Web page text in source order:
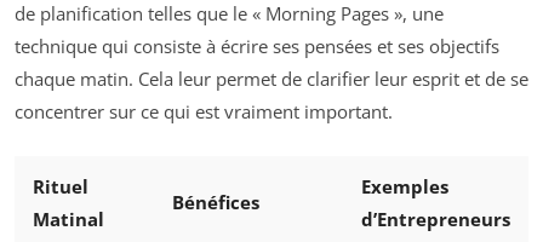
de planification telles que le « Morning Pages », une
technique qui consiste à écrire ses pensées et ses objectifs
chaque matin. Cela leur permet de clarifier leur esprit et de se
concentrer sur ce qui est vraiment important.
Rituel
Matinal
Bénéfices
Exemples
d’Entrepreneurs